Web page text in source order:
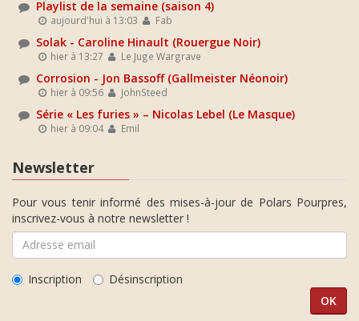
Playlist de la semaine (saison 4)
aujourd'hui à 13:03 Fab
Solak - Caroline Hinault (Rouergue Noir)
hier à 13:27 Le Juge Wargrave
Corrosion - Jon Bassoff (Gallmeister Néonoir)
hier à 09:56 JohnSteed
Série « Les furies » – Nicolas Lebel (Le Masque)
hier à 09:04 Emil
Newsletter
Pour vous tenir informé des mises-à-jour de Polars Pourpres,
inscrivez-vous à notre newsletter !
Inscription Désinscription